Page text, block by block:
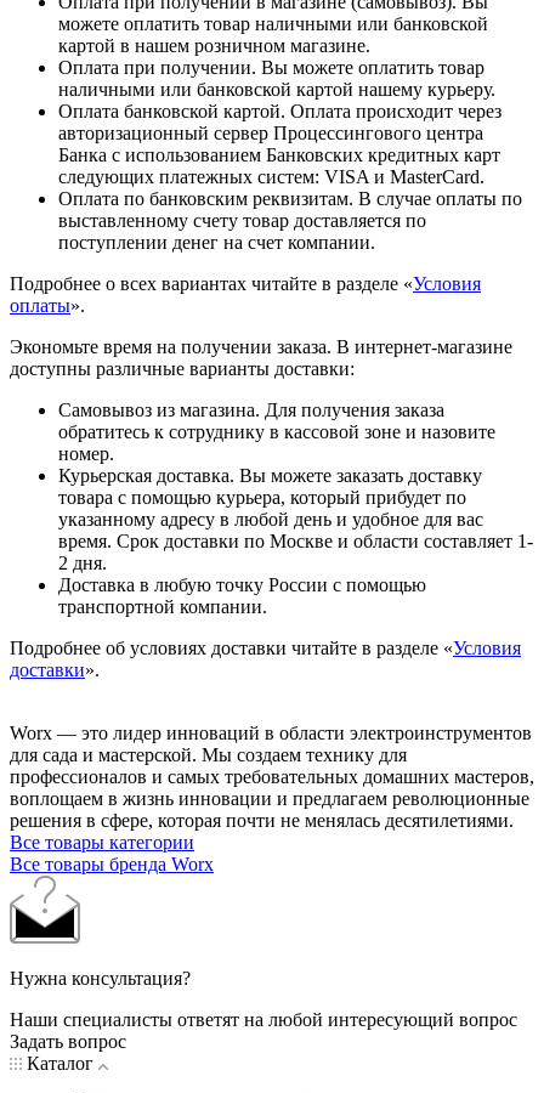
можете оплатить товар наличными или банковской
картой в нашем розничном магазине.
Оплата при получении. Вы можете оплатить товар
наличными или банковской картой нашему курьеру.
Оплата банковской картой. Оплата происходит через
авторизационный сервер Процессингового центра
Банка с использованием Банковских кредитных карт
следующих платежных систем: VISA и MasterCard.
Оплата по банковским реквизитам. В случае оплаты по
выставленному счету товар доставляется по
поступлении денег на счет компании.
Подробнее о всех вариантах читайте в разделе «Условия
оплаты».
Экономьте время на получении заказа. В интернет-магазине
доступны различные варианты доставки:
Самовывоз из магазина. Для получения заказа
обратитесь к сотруднику в кассовой зоне и назовите
номер.
Курьерская доставка. Вы можете заказать доставку
товара с помощью курьера, который прибудет по
указанному адресу в любой день и удобное для вас
время. Срок доставки по Москве и области составляет 1-
2 дня.
Доставка в любую точку России с помощью
транспортной компании.
Подробнее об условиях доставки читайте в разделе «Условия
доставки».
Worx — это лидер инноваций в области электроинструментов
для сада и мастерcкой. Мы создаем технику для
профессионалов и самых требовательных домашних мастеров,
воплощаем в жизнь инновации и предлагаем революционные
решения в сфере, которая почти не менялась десятилетиями.
Все товары категории
Все товары бренда Worx
Нужна консультация?
Наши специалисты ответят на любой интересующий вопрос
Задать вопрос
Каталог